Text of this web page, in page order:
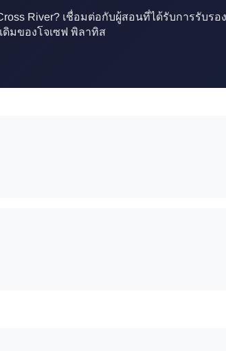
River? เชื่อมต่อกับผู้สอนที่ได้รับการรับรอ
มของโจเซฟ พิลาทิส